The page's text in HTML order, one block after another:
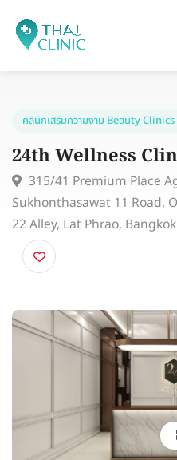
คลินิกเสริมความงาม Beauty
24th Wellness
315/41 Premium
Sukhonthasawat 11
22 Alley, Lat Phrao,